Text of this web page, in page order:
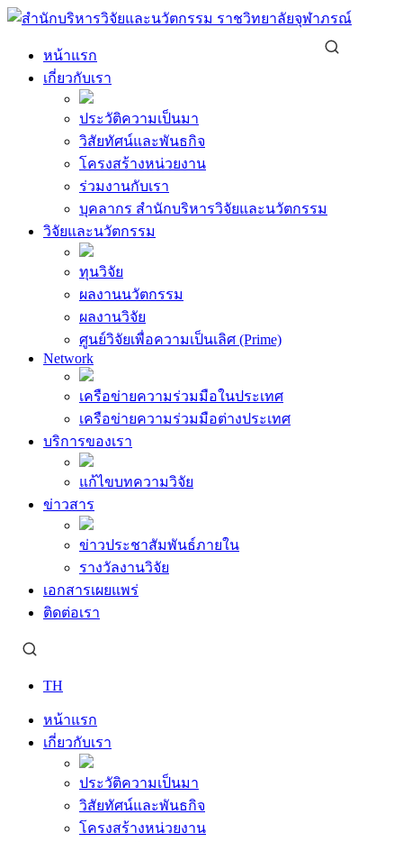
Skip
หน้าแรก
เกี่ยวกับเรา
ประวัติความเป็นมา
วิสัยทัศน์และพันธกิจ
โครงสร้างหน่วยงาน
ร่วมงานกับเรา
บุคลากร สำนักบริหารวิจัยและนวัตกรรม
วิจัยและนวัตกรรม
ทุนวิจัย
ผลงานนวัตกรรม
ผลงานวิจัย
ศูนย์วิจัยเพื่อความเป็นเลิศ (Prime)
Network
เครือข่ายความร่วมมือในประเทศ
เครือข่ายความร่วมมือต่างประเทศ
บริการของเรา
แก้ไขบทความวิจัย
ข่าวสาร
ข่าวประชาสัมพันธ์ภายใน
รางวัลงานวิจัย
เอกสารเผยแพร่
ติดต่อเรา
TH
หน้าแรก
เกี่ยวกับเรา
ประวัติความเป็นมา
วิสัยทัศน์และพันธกิจ
โครงสร้างหน่วยงาน